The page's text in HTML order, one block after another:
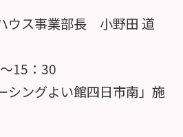
ウス事業部長 小野田 道
15：30
シングよい館四日市南」施